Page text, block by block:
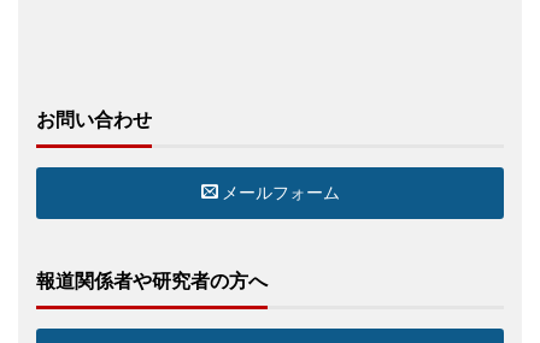
お問い合わせ
メールフォーム
報道関係者や研究者の方へ